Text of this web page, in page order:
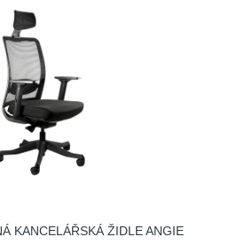
KANCELÁŘSKÁ ŽIDLE ANGIE